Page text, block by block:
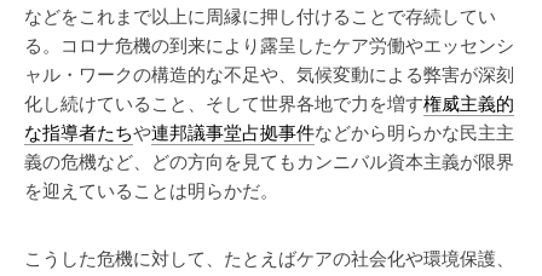
などをこれまで以上に周縁に押し付けることで存続してい
る。コロナ危機の到来により露呈したケア労働やエッセンシ
ャル・ワークの構造的な不足や、気候変動による弊害が深刻
化し続けていること、そして世界各地で力を増す権威主義的
な指導者たちや連邦議事堂占拠事件などから明らかな民主主
義の危機など、どの方向を見てもカンニバル資本主義が限界
を迎えていることは明らかだ。
こうした危機に対して、たとえばケアの社会化や環境保護、